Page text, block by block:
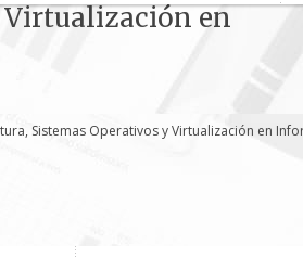
Virtualización en
Sistemas Operativos y Virtualización en